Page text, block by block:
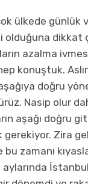
ülkede günlük
dikkat
azalma
konuştuk.
doğru
Nasip olur
aşağı doğru
Zira
zamanı
aylarında